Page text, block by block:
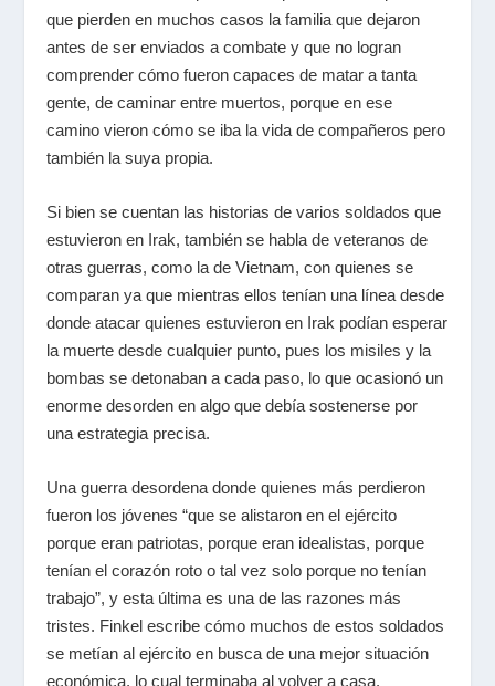
que pierden en muchos casos la familia que dejaron
antes de ser enviados a combate y que no logran
comprender cómo fueron capaces de matar a tanta
gente, de caminar entre muertos, porque en ese
camino vieron cómo se iba la vida de compañeros pero
también la suya propia.
Si bien se cuentan las historias de varios soldados que
estuvieron en Irak, también se habla de veteranos de
otras guerras, como la de Vietnam, con quienes se
comparan ya que mientras ellos tenían una línea desde
donde atacar quienes estuvieron en Irak podían esperar
la muerte desde cualquier punto, pues los misiles y la
bombas se detonaban a cada paso, lo que ocasionó un
enorme desorden en algo que debía sostenerse por
una estrategia precisa.
Una guerra desordena donde quienes más perdieron
fueron los jóvenes “que se alistaron en el ejército
porque eran patriotas, porque eran idealistas, porque
tenían el corazón roto o tal vez solo porque no tenían
trabajo”, y esta última es una de las razones más
tristes. Finkel escribe cómo muchos de estos soldados
se metían al ejército en busca de una mejor situación
económica, lo cual terminaba al volver a casa.